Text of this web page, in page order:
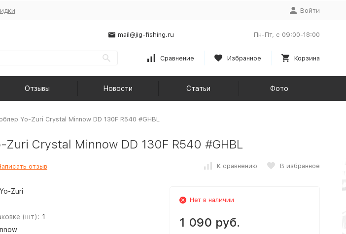
Войти
mail@jig-fishing.ru Пн-Пт, с 09:00-18:00
Сравнение Избранное Корзина
Отзывы Новости Статьи Фото
Yo-Zuri Crystal Minnow DD 130F R540 #GHBL
Zuri Crystal Minnow DD 130F R540 #GHBL
отзыв К сравнению В избранное
Yo-Zuri
(шт): 1
Нет в наличии
1 090 руб.